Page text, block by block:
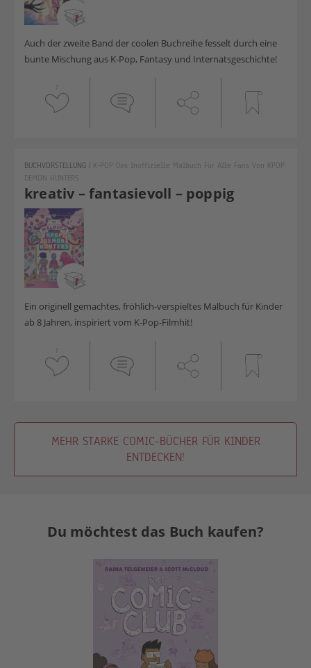
Auch der zweite Band der coolen Buchreihe fesselt durch eine
bunte Mischung aus K-Pop, Fantasy und Internatsgeschichte!
1
kreativ – fantasievoll – poppig
BUCHVORSTELLUNG | K-POP Das Inoffizielle Malbuch Für Alle Fans Von KPOP
DEMON HUNTERS
Ein originell gemachtes, fröhlich-verspieltes Malbuch für Kinder
ab 8 Jahren, inspiriert vom K-Pop-Filmhit!
1
MEHR STARKE COMIC-BÜCHER FÜR KINDER
ENTDECKEN!
Du möchtest das Buch kaufen?